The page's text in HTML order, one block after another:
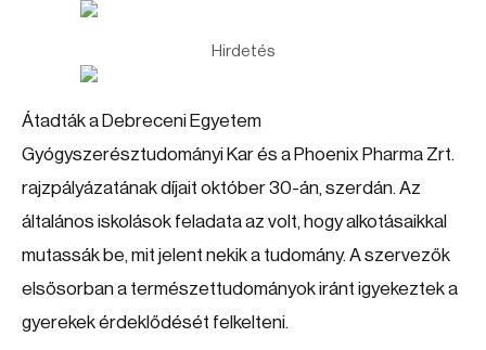
Hirdetés
Átadták a Debreceni Egyetem
Gyógyszerésztudományi Kar és a Phoenix Pharma Zrt.
rajzpályázatának díjait október 30-án, szerdán. Az
általános iskolások feladata az volt, hogy alkotásaikkal
mutassák be, mit jelent nekik a tudomány. A szervezők
elsősorban a természettudományok iránt igyekeztek a
gyerekek érdeklődését felkelteni.